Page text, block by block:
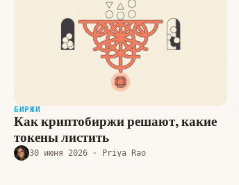
БИРЖИ
Как криптобиржи решают, какие
токены листить
30 июня 2026 · Priya Rao